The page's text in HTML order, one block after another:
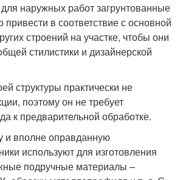
наружных работ загрунтованные
в соответствие с основной
строений на участке, чтобы они
стилистики и дизайнерской
структуры практически не
поэтому он не требует
к предварительной обработке.
и вполне оправданную
используют для изготовления
подручные материалы –